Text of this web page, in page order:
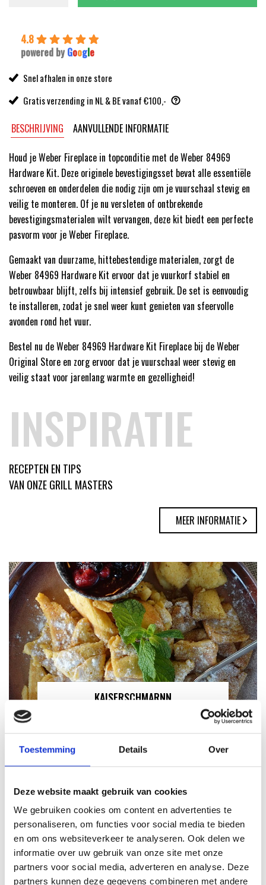
Toestemming Details Over
Deze website maakt gebruik van cookies
We gebruiken cookies om content en advertenties te
personaliseren, om functies voor social media te bieden
en om ons websiteverkeer te analyseren. Ook delen we
informatie over uw gebruik van onze site met onze
partners voor social media, adverteren en analyse. Deze
partners kunnen deze gegevens combineren met andere
4.8
powered by Google
Snel afhalen in onze store
Gratis verzending in NL & BE vanaf €100,-
BESCHRIJVING AANVULLENDE INFORMATIE
Houd je Weber Fireplace in topconditie met de Weber 84969
Hardware Kit. Deze originele bevestigingsset bevat alle essentiële
schroeven en onderdelen die nodig zijn om je vuurschaal stevig en
veilig te monteren. Of je nu versleten of ontbrekende
bevestigingsmaterialen wilt vervangen, deze kit biedt een perfecte
pasvorm voor je Weber Fireplace.
Gemaakt van duurzame, hittebestendige materialen, zorgt de
Weber 84969 Hardware Kit ervoor dat je vuurkorf stabiel en
betrouwbaar blijft, zelfs bij intensief gebruik. De set is eenvoudig
te installeren, zodat je snel weer kunt genieten van sfeervolle
avonden rond het vuur.
Bestel nu de Weber 84969 Hardware Kit Fireplace bij de Weber
Original Store en zorg ervoor dat je vuurschaal weer stevig en
veilig staat voor jarenlang warmte en gezelligheid!
INSPIRATIE
RECEPTEN EN TIPS
VAN ONZE GRILL MASTERS
MEER INFORMATIE
KAISERSCHMARNN